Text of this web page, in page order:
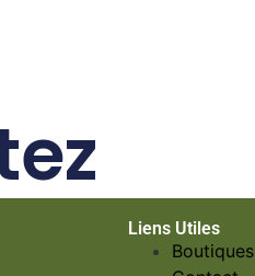
Liens Utiles
Boutiques